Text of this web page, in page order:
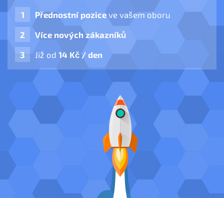
Přednostní pozice ve vašem oboru
Více nových zákazníků
Již od 14 Kč / den